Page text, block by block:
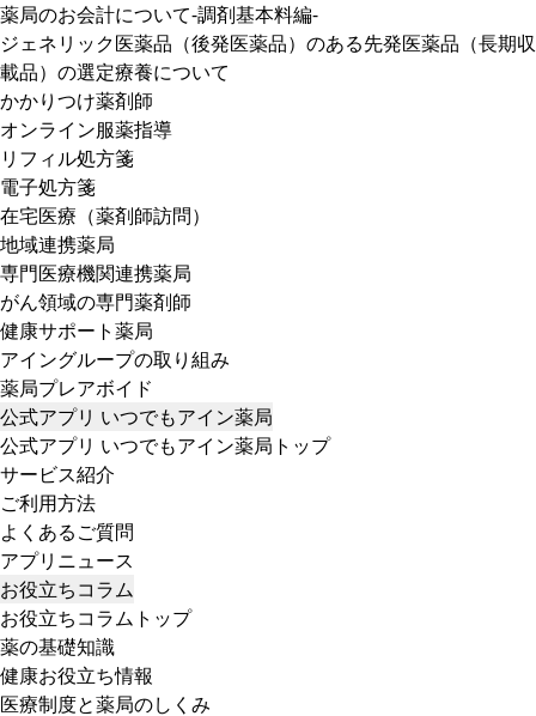
薬局のお会計について-調剤基本料編-
ジェネリック医薬品（後発医薬品）のある先発医薬品（長期収
載品）の選定療養について
かかりつけ薬剤師
オンライン服薬指導
リフィル処方箋
電子処方箋
在宅医療（薬剤師訪問）
地域連携薬局
専門医療機関連携薬局
がん領域の専門薬剤師
健康サポート薬局
アイングループの取り組み
薬局プレアボイド
公式アプリ いつでもアイン薬局
公式アプリ いつでもアイン薬局トップ
サービス紹介
ご利用方法
よくあるご質問
アプリニュース
お役立ちコラム
お役立ちコラムトップ
薬の基礎知識
健康お役立ち情報
医療制度と薬局のしくみ